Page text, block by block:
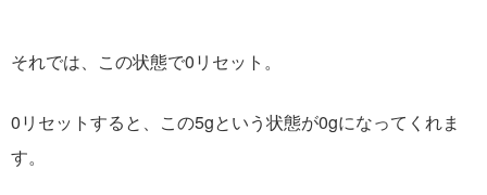
それでは、この状態で0リセット。
0リセットすると、この5gという状態が0gになってくれま
す。